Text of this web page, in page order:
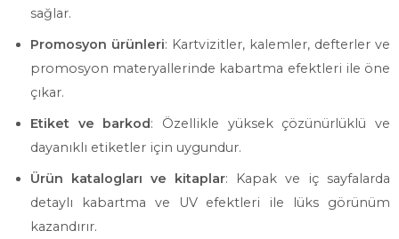
sağlar.
Promosyon ürünleri: Kartvizitler, kalemler, defterler ve
promosyon materyallerinde kabartma efektleri ile öne
çıkar.
Etiket ve barkod: Özellikle yüksek çözünürlüklü ve
dayanıklı etiketler için uygundur.
Ürün katalogları ve kitaplar: Kapak ve iç sayfalarda
detaylı kabartma ve UV efektleri ile lüks görünüm
kazandırır.